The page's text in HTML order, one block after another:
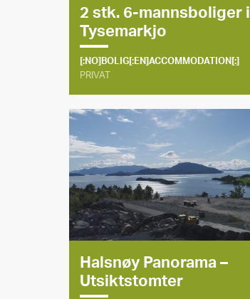
2 stk. 6-mannsboliger i
Tysemarkjo
[:NO]BOLIG[:EN]ACCOMMODATION[:]
PRIVAT
Halsnøy Panorama –
Utsiktstomter